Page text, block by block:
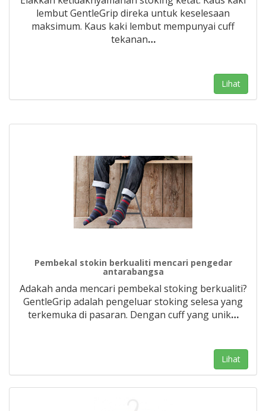
lembut GentleGrip direka untuk keselesaan
maksimum. Kaus kaki lembut mempunyai cuff
tekanan…
Lihat
Pembekal stokin berkualiti mencari pengedar
antarabangsa
Adakah anda mencari pembekal stoking berkualiti?
GentleGrip adalah pengeluar stoking selesa yang
terkemuka di pasaran. Dengan cuff yang unik…
Lihat